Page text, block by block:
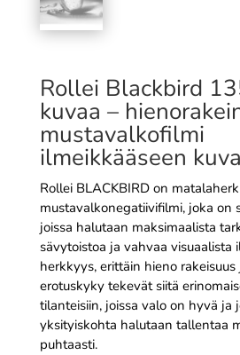
Rollei Blackbird
kuvaa –
mustavalkofilmi
ilmeikkääseen
Rollei BLACKBIRD on
mustavalkonegatiivifilmi, joka on
joissa halutaan maksimaalista
sävytoistoa ja vahvaa visuaalista
herkkyys, erittäin hieno rakeisuus
erotuskyky tekevät siitä
tilanteisiin, joissa valo on hyvä ja
yksityiskohta halutaan tallentaa
puhtaasti.